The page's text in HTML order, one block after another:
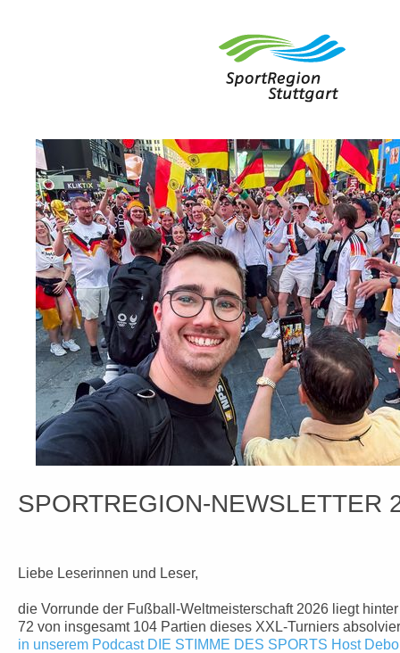
SPORTREGION-NEWSLETTER
Liebe Leserinnen und Leser,
die Vorrunde der Fußball-Weltmeisterschaft 2026 liegt
72 von insgesamt 104 Partien dieses XXL-Turniers
in unserem Podcast DIE STIMME DES SPORTS Host